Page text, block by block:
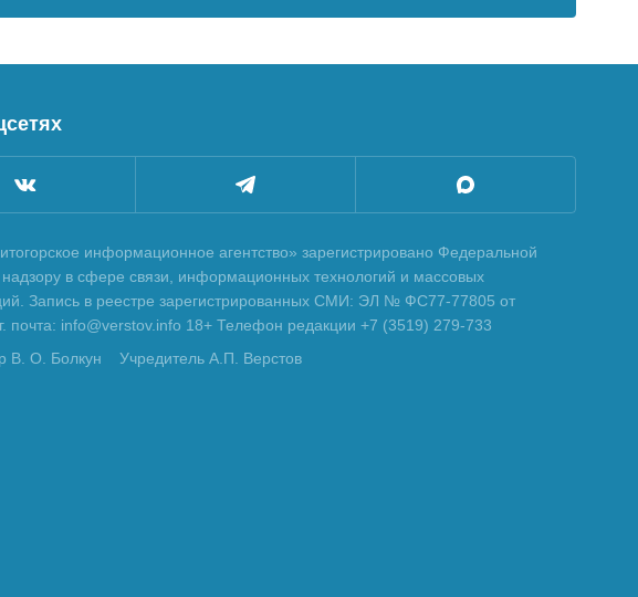
информационное агентство» зарегистрировано Федеральной
в сфере связи, информационных технологий и массовых
Запись в реестре зарегистрированных СМИ: ЭЛ № ФС77-77805 от
почта: info@verstov.info 18+ Телефон редакции +7 (3519) 279-733
В. О. Болкун
Учредитель А.П. Верстов